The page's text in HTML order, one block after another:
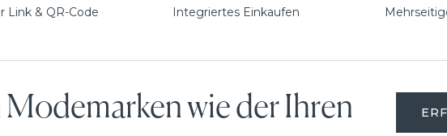
Link & QR-Code Integriertes Einkaufen
wie der Ihren